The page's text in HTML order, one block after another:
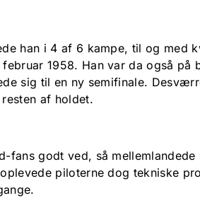
han i 4 af 6 kampe, til og med
1958. Han var da også på
sig til en ny semifinale.
af holdet.
fans godt ved, så
piloterne dog tekniske